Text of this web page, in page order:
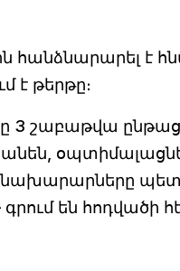
է
է թերթը։
3 շաբաթվա
են հոդվածի